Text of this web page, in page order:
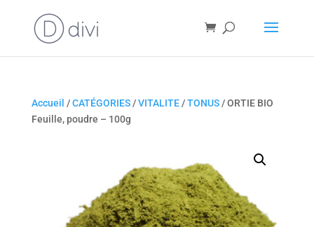
Accueil /CATÉGORIES/VITALITE/TONUS/ ORTIE BIO
Feuille, poudre – 100g